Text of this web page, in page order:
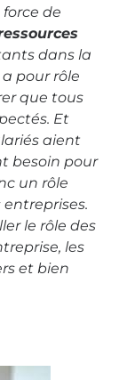
de
dans la
pour rôle
que tous
Et
aient
besoin pour
un rôle
le rôle des
les
et bien